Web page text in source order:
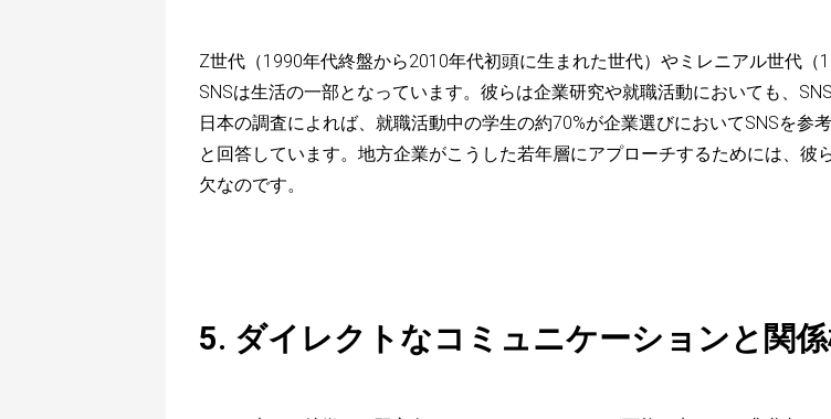
Z世代（1990年代終盤から2010年代初頭に生まれた世代）やミレニアル世代（
SNSは生活の一部となっています。彼らは企業研究や就職活動においても、
日本の調査によれば、就職活動中の学生の約70%が企業選びにおいてSNSを参
と回答しています。地方企業がこうした若年層にアプローチするためには、
欠なのです。
5. ダイレクトなコミュニケーションと関